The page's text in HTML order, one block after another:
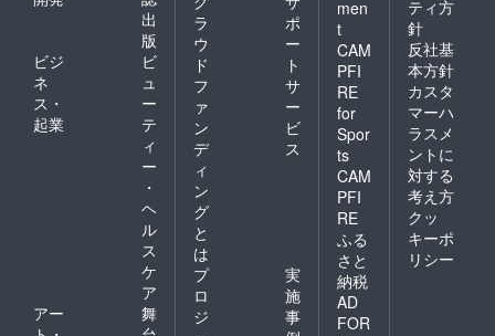
出
版
ビジ
ネ
ス・
起業
ビ
ュ
ー
テ
ィ
ー
・
ヘ
ル
ス
ケ
ア
アー
舞
ラ
ウ
ド
フ
ァ
ン
デ
ィ
ン
グ
と
は
ポ
ー
ト
サ
ー
ビ
ス
プ
ロ
ジ
実
施
事
men
t
CAM
PFI
RE
for
Spor
ts
CAM
PFI
RE
ふる
さと
納税
AD
FOR
ティ方
針
反社基
本方針
カスタ
マーハ
ラスメ
ントに
対する
考え方
クッ
キーポ
リシー